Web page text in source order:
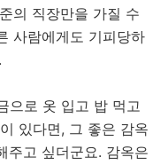
의 직장만을 가질 수
사람에게도 기피당하
으로 옷 입고 밥 먹고
있다면, 그 좋은 감옥
주고 싶더군요. 감옥은